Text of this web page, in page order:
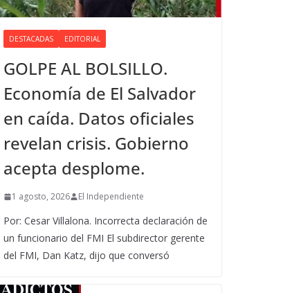
DESTACADAS EDITORIAL
GOLPE AL BOLSILLO.
Economía de El Salvador
en caída. Datos oficiales
revelan crisis. Gobierno
acepta desplome.
1 agosto, 2026 El Independiente
Por: Cesar Villalona. Incorrecta declaración de
un funcionario del FMI El subdirector gerente
del FMI, Dan Katz, dijo que conversó